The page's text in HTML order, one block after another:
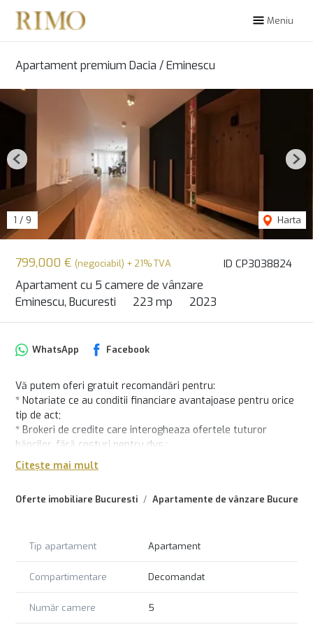
Meniu
Apartament premium Dacia / Eminescu
ID CP3038824
799,000 € (negociabil) + 21% TVA
Apartament cu 5 camere de vânzare
Eminescu, Bucuresti
223 mp 2023
1 / 9 Harta
Previous
Oferte imobiliare Bucuresti Apartamente de vânzare Bucuresti
WhatsApp Facebook
Vă putem oferi gratuit recomandări pentru:
* Notariate ce au conditii financiare avantajoase pentru orice
tip de act;
* Brokeri de credite care interogheaza ofertele tuturor
băncilor, fără costuri pentru dvs.;
* Echipe pentru renovări și amenajări interioare;
* Servicii de mutări și debarasări.
cu agenția.
camere foarte luminos situat in zona Dacia / Eminescu
Este vorba de un apartament situat la etajul 4din 5,
decomandat, utilat si mobilat modern/lux.
176,5 mp utili
Citește mai mult
Tip apartament Apartament
Compartimentare Decomandat
Număr camere 5